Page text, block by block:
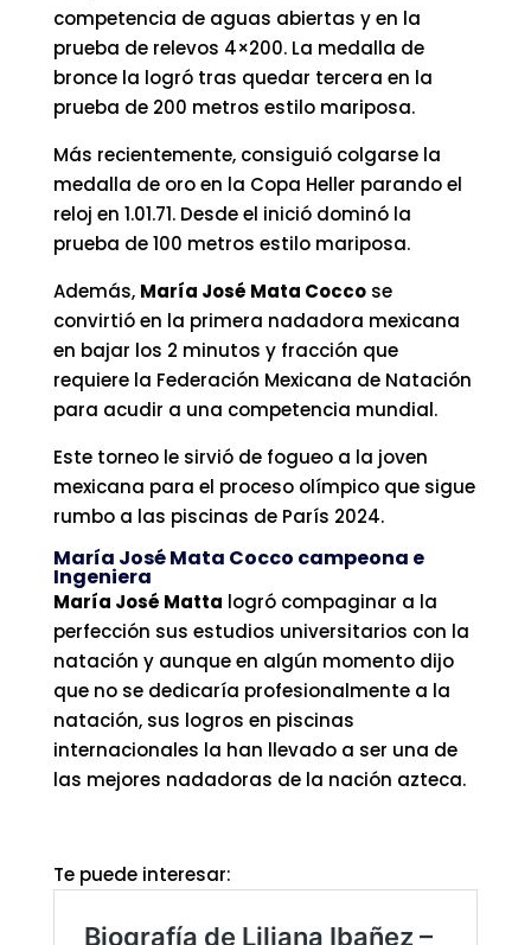
competencia de aguas abiertas y en la
prueba de relevos 4×200. La medalla de
bronce la logró tras quedar tercera en la
prueba de 200 metros estilo mariposa.
Más recientemente, consiguió colgarse la
medalla de oro en la Copa Heller parando el
reloj en 1.01.71. Desde el inició dominó la
prueba de 100 metros estilo mariposa.
Además, María José Mata Coccose
convirtió en la primera nadadora mexicana
en bajar los 2 minutos y fracción que
requiere la Federación Mexicana de Natación
para acudir a una competencia mundial.
Este torneo le sirvió de fogueo a la joven
mexicana para el proceso olímpico que sigue
rumbo a las piscinas de París 2024.
María José Mata Cocco campeona e
Ingeniera
María José Matta logró compaginar a la
perfección sus estudios universitarios con la
natación y aunque en algún momento dijo
que no se dedicaría profesionalmente a la
natación, sus logros en piscinas
internacionales la han llevado a ser una de
las mejores nadadoras de la nación azteca.
Te puede interesar: